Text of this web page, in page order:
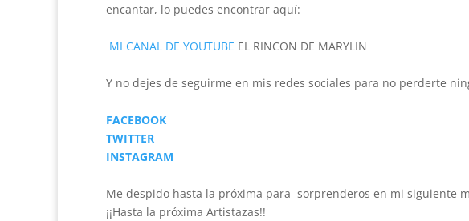
encantar, lo puedes encontrar aquí:
MI CANAL DE YOUTUBE EL RINCON DE MARYLIN
Y no dejes de seguirme en mis redes sociales para no perderte
FACEBOOK
TWITTER
INSTAGRAM
Me despido hasta la próxima para sorprenderos en mi siguiente
¡¡Hasta la próxima Artistazas!!